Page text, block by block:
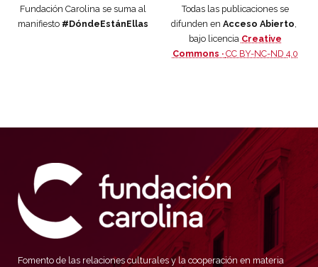
Fundación Carolina se suma al
manifiesto #DóndeEstánEllas
Todas las publicaciones se
difunden en Acceso Abierto,
bajo licencia Creative
Commons · CC BY-NC-ND 4.0
Fomento de las relaciones culturales y la cooperación en materia